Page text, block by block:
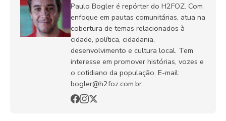
Paulo Bogler é repórter do H2FOZ. Com
enfoque em pautas comunitárias, atua na
cobertura de temas relacionados à
cidade, política, cidadania,
desenvolvimento e cultura local. Tem
interesse em promover histórias, vozes e
o cotidiano da população. E-mail:
bogler@h2foz.com.br.